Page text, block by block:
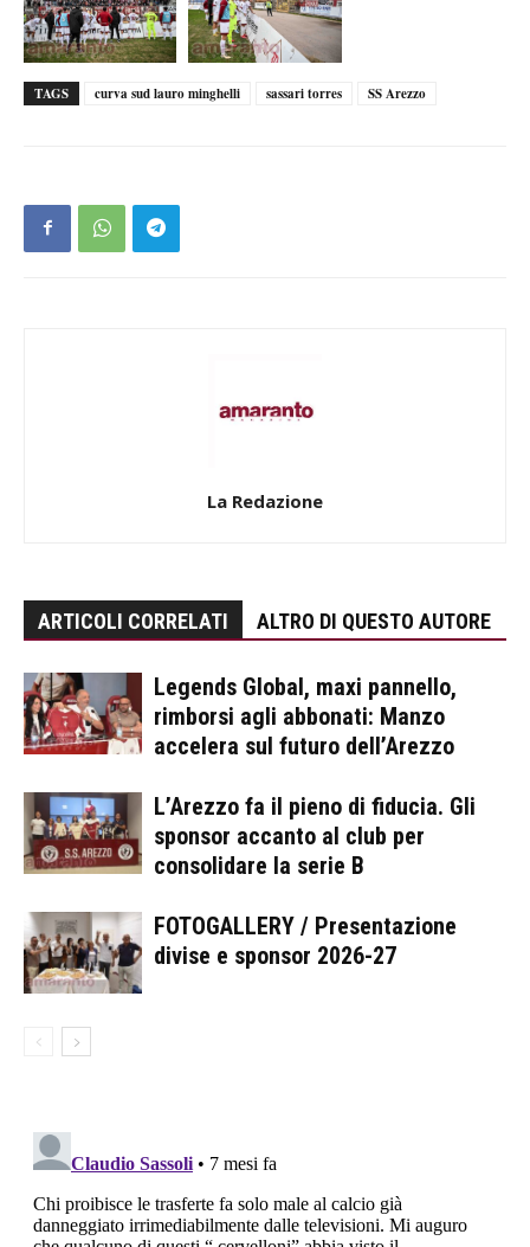
TAGS curva sud lauro minghelli sassari torres SS Arezzo
La Redazione
ARTICOLI CORRELATI ALTRO DI QUESTO AUTORE
Legends Global, maxi pannello,
rimborsi agli abbonati: Manzo
accelera sul futuro dell’Arezzo
L’Arezzo fa il pieno di fiducia. Gli
sponsor accanto al club per
consolidare la serie B
FOTOGALLERY / Presentazione
divise e sponsor 2026-27